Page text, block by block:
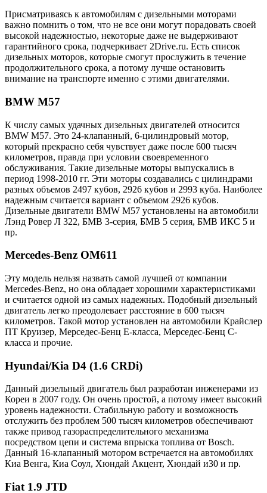
Присматриваясь к автомобилям с дизельными моторами
важно помнить о том, что не все они могут порадовать своей
высокой надежностью, некоторые даже не выдерживают
гарантийного срока, подчеркивает 2Drive.ru. Есть список
дизельных моторов, которые смогут прослужить в течение
продолжительного срока, а потому лучше остановить
внимание на транспорте именно с этими двигателями.
BMW M57
К числу самых удачных дизельных двигателей относится
BMW M57. Это 24-клапанный, 6-цилиндровый мотор,
который прекрасно себя чувствует даже после 600 тысяч
километров, правда при условии своевременного
обслуживания. Такие дизельные моторы выпускались в
период 1998-2010 гг. Эти моторы создавались с цилиндрами
разных объемов 2497 кубов, 2926 кубов и 2993 куба. Наиболее
надежным считается вариант с объемом 2926 кубов.
Дизельные двигатели BMW M57 установлены на автомобили
Лэнд Ровер Л 322, БМВ 3-серия, БМВ 5 серия, БМВ ИКС 5 и
пр.
Mercedes-Benz OM611
Эту модель нельзя назвать самой лучшей от компании
Mercedes-Benz, но она обладает хорошими характеристиками
и считается одной из самых надежных. Подобный дизельный
двигатель легко преодолевает расстояние в 600 тысяч
километров. Такой мотор установлен на автомобили Крайслер
ПТ Круизер, Мерседес-Бенц Е-класса, Мерседес-Бенц С-
класса и прочие.
Hyundai/Kia D4 (1.6 CRDi)
Данный дизельный двигатель был разработан инженерами из
Кореи в 2007 году. Он очень простой, а потому имеет высокий
уровень надежности. Стабильную работу и возможность
отслужить без проблем 500 тысяч километров обеспечивают
также привод газораспределительного механизма
посредством цепи и система впрыска топлива от Bosch.
Данный 16-клапанный мотором встречается на автомобилях
Киа Венга, Киа Соул, Хюндай Акцент, Хюндай и30 и пр.
Fiat 1.9 JTD